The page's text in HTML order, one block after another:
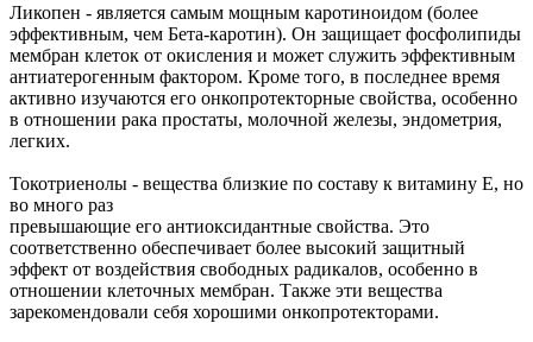
Ликопен - является самым мощным каротиноидом (более
эффективным, чем Бета-каротин). Он защищает фосфолипиды
мембран клеток от окисления и может служить эффективным
антиатерогенным фактором. Кроме того, в последнее время
активно изучаются его онкопротекторные свойства, особенно
в отношении рака простаты, молочной железы, эндометрия,
легких.
Токотриенолы - вещества близкие по составу к витамину Е, но
во много раз
превышающие его антиоксидантные свойства. Это
соответственно обеспечивает более высокий защитный
эффект от воздействия свободных радикалов, особенно в
отношении клеточных мембран. Также эти вещества
зарекомендовали себя хорошими онкопротекторами.